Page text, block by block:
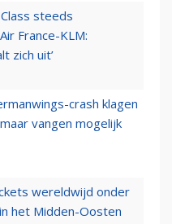
steeds
France-KLM:
zich uit’
crash klagen
vangen mogelijk
wereldwijd onder
het Midden-Oosten